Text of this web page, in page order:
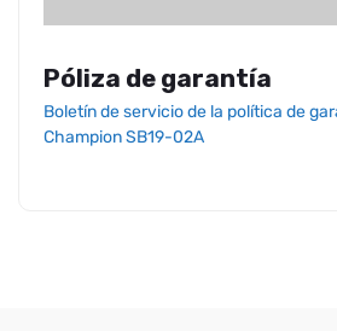
Póliza de garantía
Boletín de servicio de la política de
ChampionSB19-02A